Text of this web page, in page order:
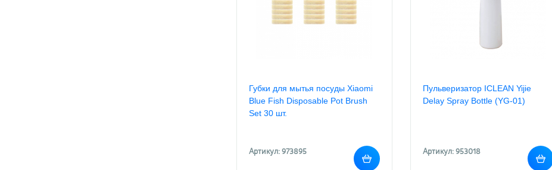
Губки для мытья посуды Xiaomi
Blue Fish Disposable Pot Brush
Set 30 шт.
Артикул: 973895
Пульверизатор ICLEAN Yijie
Delay Spray Bottle (YG-01)
Артикул: 953018